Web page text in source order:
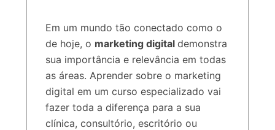
Em um mundo tão conectado como o
de hoje, o marketing digital demonstra
sua importância e relevância em todas
as áreas. Aprender sobre o marketing
digital em um curso especializado vai
fazer toda a diferença para a sua
clínica, consultório, escritório ou